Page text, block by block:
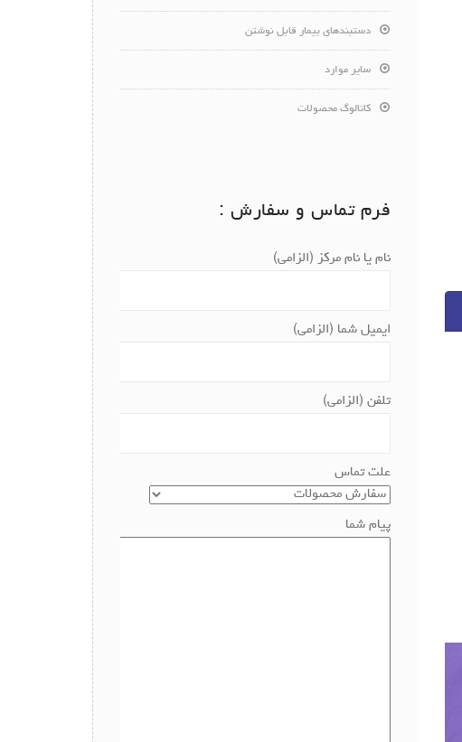
دستبندهای بیمار قابل نوشتن
سایر موارد
کاتالوگ محصولات
فرم تماس و سفارش :
نام یا نام مرکز (الزامی)
ایمیل شما (الزامی)
تلفن (الزامی)
علت تماس
پیام شما